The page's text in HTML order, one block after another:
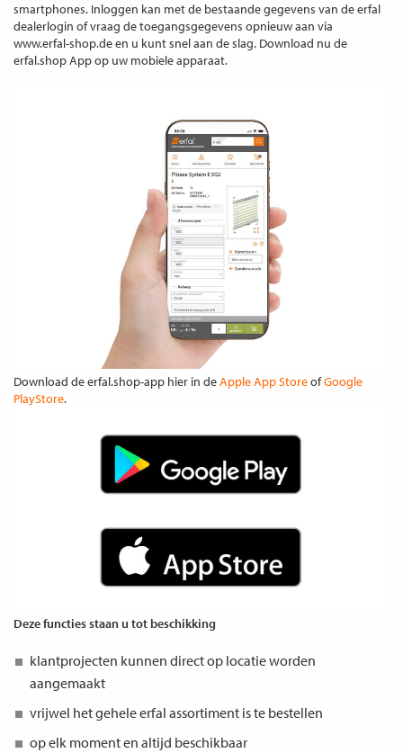
smartphones. Inloggen kan met de bestaande gegevens van de erfal
dealerlogin of vraag de toegangsgegevens opnieuw aan via
www.erfal-shop.de en u kunt snel aan de slag. Download nu de
erfal.shop App op uw mobiele apparaat.
Download de erfal.shop-app hier in deApple App StoreofGoogle
PlayStore.
Deze functies staan u tot beschikking
klantprojecten kunnen direct op locatie worden
aangemaakt
vrijwel het gehele erfal assortiment is te bestellen
op elk moment en altijd beschikbaar